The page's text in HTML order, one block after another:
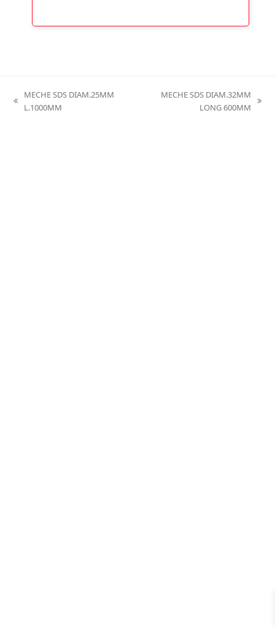
previous
MECHE SDS DIAM.25MM
L.1000MM
MECHE SDS DIAM.32MM
LONG 600MM